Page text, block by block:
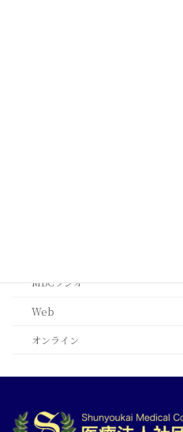
MBCラジオ
Web
オンライン